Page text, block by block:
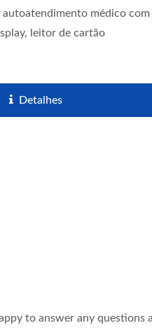
autoatendimento médico com
leitor de cartão
Detalhes